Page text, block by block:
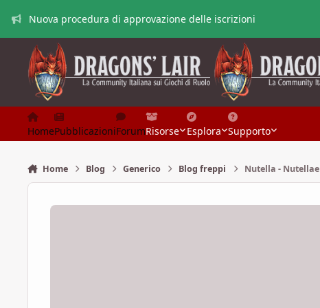
Nuova procedura di approvazione delle iscrizioni
HomePubblicazioniForumRisorse Esplora Supporto
Home Blog Generico Blog freppi Nutella - Nutellae